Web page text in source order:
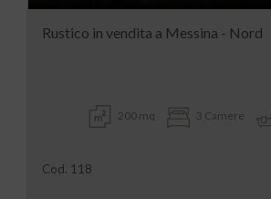
Rustico in vendita a Messina - Nord
200 mq 3 Camere
Cod. 118